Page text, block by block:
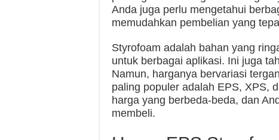
Anda juga perlu mengetahui
memudahkan pembelian yang
Styrofoam adalah bahan yang
untuk berbagai aplikasi. Ini juga
Namun, harganya bervariasi
paling populer adalah EPS, XPS,
harga yang berbeda-beda, dan
membeli.